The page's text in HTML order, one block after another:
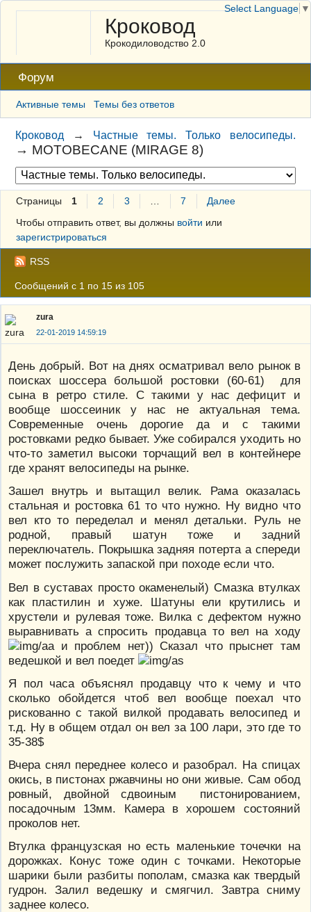
Кроковод
Крокодиловодство 2.0
Форум
Активные темы Темы без ответов
Кроковод → Частные темы. Только велосипеды.
→ MOTOBECANE (MIRAGE 8)
Страницы 1 2 3 7
Далее
Чтобы отправить ответ, вы должны войти или
зарегистрироваться
RSS
Сообщений с 1 по 15 из 105
zura
22-01-2019 14:59:19
День добрый. Вот на днях осматривал вело рынок в
поисках шоссера большой ростовки (60-61) для
сына в ретро стиле. С такими у нас дефицит и
вообще шоссеиник у нас не актуальная тема.
Современные очень дорогие да и с такими
ростовками редко бывает. Уже собирался уходить но
что-то заметил высоки торчащий вел в контейнере
где хранят велосипеды на рынке.
Зашел внутрь и вытащил велик. Рама оказалась
стальная и ростовка 61 то что нужно. Ну видно что
вел кто то переделал и менял детальки. Руль не
родной, правый шатун тоже и задний
переключатель. Покрышка задняя потерта а спереди
может послужить запаской при походе если что.
Вел в суставах просто окаменелый) Смазка втулках
как пластилин и хуже. Шатуны ели крутились и
хрустели и рулевая тоже. Вилка с дефектом нужно
выравнивать а спросить продавца то вел на ходу
и проблем нет)) Сказал что прыснет там
ведешкой и вел поедет
Я пол часа объяснял продавцу что к чему и что
сколько обойдется чтоб вел вообще поехал что
рискованно с такой вилкой продавать велосипед и
т.д. Ну в общем отдал он вел за 100 лари, это где то
35-38$
Вчера снял переднее колесо и разобрал. На спицах
окись, в пистонах ржавчины но они живые. Сам обод
ровный, двойной сдвоиным пистонированием,
посадочным 13мм. Камера в хорошем состояний
проколов нет.
Втулка французская но есть маленькие точечки на
дорожках. Конус тоже один с точками. Некоторые
шарики были разбиты пополам, смазка как твердый
гудрон. Залил ведешку и смягчил. Завтра сниму
заднее колесо.
Select Language ▼